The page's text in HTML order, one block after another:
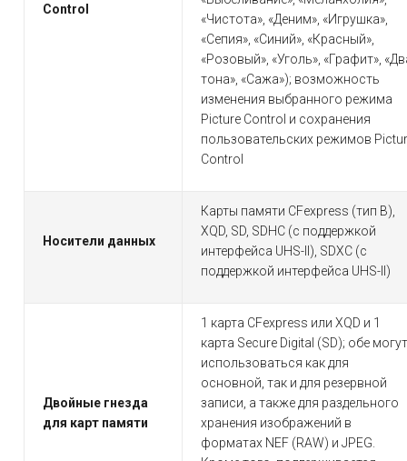
Control
«Чистота», «Деним», «Игрушка»,
«Сепия», «Синий», «Красный»,
«Розовый», «Уголь», «Графит»,
тона», «Сажа»); возможность
изменения выбранного режима
Picture Control и сохранения
пользовательских режимов
Control
Носители данных
Карты памяти CFexpress (тип B),
XQD, SD, SDHC (с поддержкой
интерфейса UHS-II), SDXC (с
поддержкой интерфейса UHS-II)
Двойные гнезда
для карт памяти
1 карта CFexpress или XQD и 1
карта Secure Digital (SD); обе могут
использоваться как для
основной, так и для резервной
записи, а также для раздельного
хранения изображений в
форматах NEF (RAW) и JPEG.